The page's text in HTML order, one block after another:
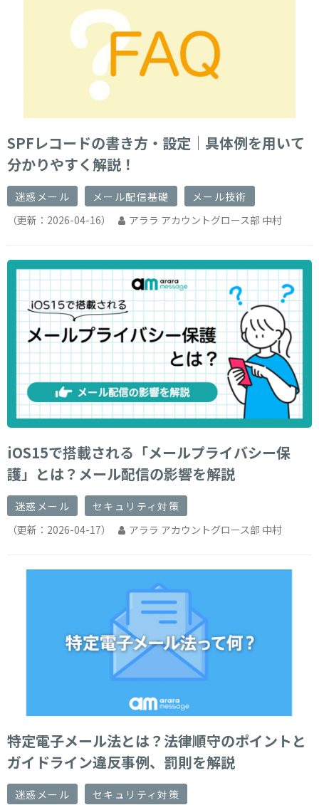
SPFレコードの書き方・設定｜具体例を用いて
分かりやすく解説！
迷惑メール メール配信基礎
メール技術
（更新： 2026-04-16） アララ アカウントグロース部 中村
iOS15で搭載される「メールプライバシー保
護」とは？メール配信の影響を解説
迷惑メール
セキュリティ対策
（更新： 2026-04-17） アララ アカウントグロース部 中村
特定電子メール法とは？法律順守のポイントと
ガイドライン違反事例、罰則を解説
迷惑メール セキュリティ対策